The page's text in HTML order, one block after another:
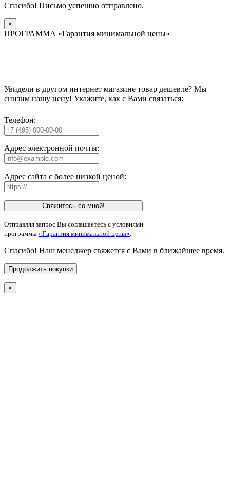
Спасибо! Письмо успешно отправлено.
×
ПРОГРАММА «Гарантия минимальной цены»
Увидели в другом интернет магазине товар дешевле? Мы
снизим нашу цену! Укажите, как с Вами связаться:
Телефон:
Адрес электронной почты:
Адрес сайта с более низкой ценой:
Свяжитесь со мной!
Отправляя запрос Вы соглашаетесь с условиями
программы «Гарантия минимальной цены».
Спасибо! Наш менеджер свяжется с Вами в ближайшее время.
Продолжить покупки
×